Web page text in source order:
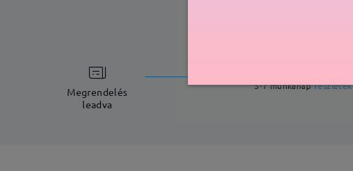
Megrendelés
leadva
5-7 munkanap részletek